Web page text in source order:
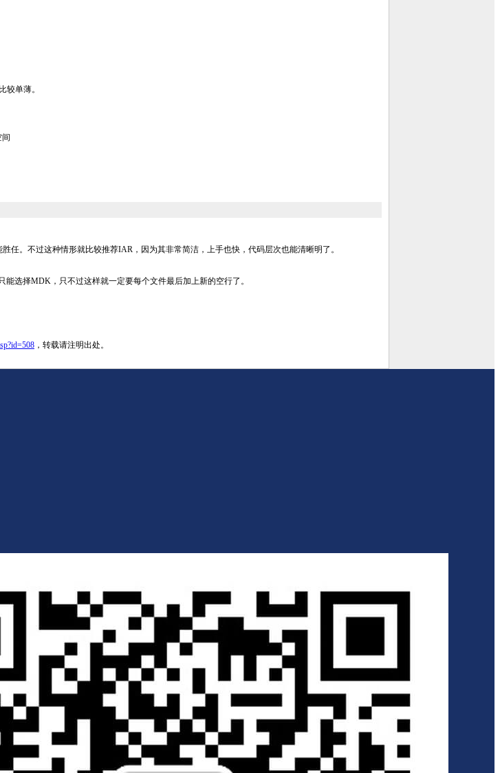
较单薄。
。不过这种情形就比较推荐IAR，因为其非常简洁，上手也快，代码层次也能清晰明了。
选择MDK，只不过这样就一定要每个文件最后加上新的空行了。
，转载请注明出处。